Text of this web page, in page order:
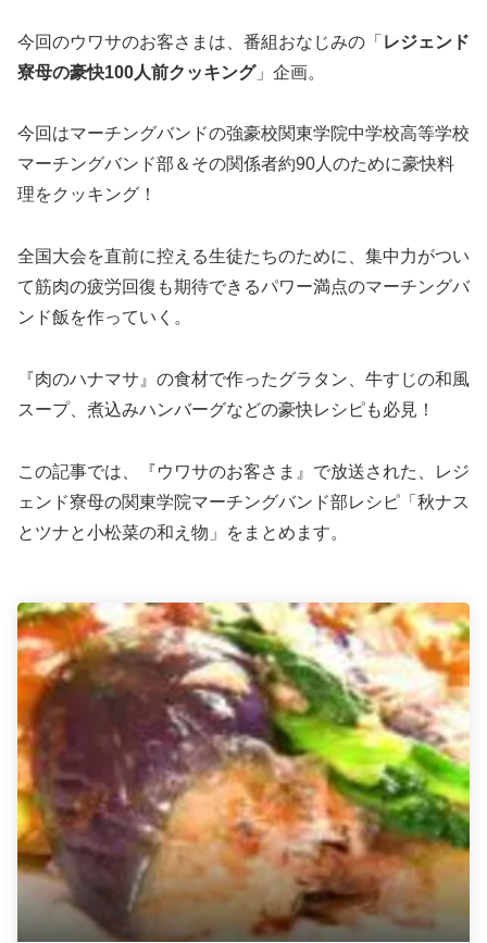
今回のウワサのお客さまは、番組おなじみの「 レジェンド
寮母の豪快100人前クッキング」企画。
今回はマーチングバンドの強豪校関東学院中学校高等学校
マーチングバンド部＆その関係者約90人のために豪快料
理をクッキング！
全国大会を直前に控える生徒たちのために、集中力がつい
て筋肉の疲労回復も期待できるパワー満点のマーチングバ
ンド飯を作っていく。
『肉のハナマサ』の食材で作ったグラタン、牛すじの和風
スープ、煮込みハンバーグなどの豪快レシピも必見！
この記事では、『ウワサのお客さま』で放送された、レジ
ェンド寮母の関東学院マーチングバンド部レシピ「秋ナス
とツナと小松菜の和え物」をまとめます。